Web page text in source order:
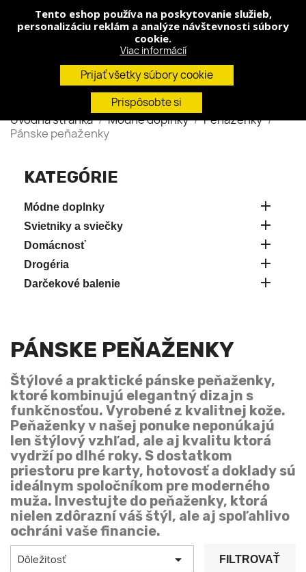
Tento eshop používa na poskytovanie služieb,
personalizáciu reklám a analýze návštevnosti súbory
cookie.
Viac informácií
Prijať všetky súbory cookie
Prispôsobte si
shopping_cart

Úvodná stránka Módne doplnky
Peňaženky
Pánske peňaženky
KATEGÓRIE
Módne doplnky 
Svietniky a sviečky 
Domácnosť 
Drogéria 
Darčekové balenie 
PÁNSKE PEŇAŽENKY
Štýlové a praktické pánske peňaženky,
ktoré kombinujú elegantný dizajn s
funkčnosťou. Vyrobené z kvalitnej kože.
Peňaženky v našej ponuke neponúkajú
len štýlový vzhľad, ale aj kvalitu ktorá
vydrží po dlhé roky. S dostatkom
priestoru pre karty, hotovosť a doklady sú
ideálnym spoločníkom pre moderného
muža. Investujte do peňaženky, ktorá
nielen zdôrazní váš štýl, ale aj spoľahlivo
ochráni vaše financie.
Dôležitosť  FILTROVAŤ